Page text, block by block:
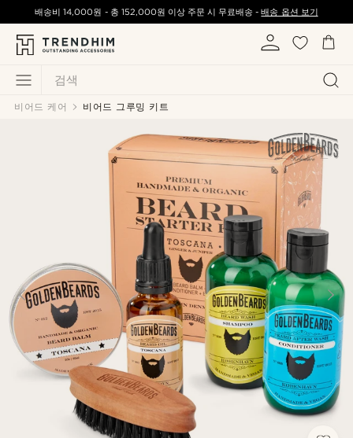
검색
배송비14,000원 - 총 152,000원 이상 주문 시 무료배송 -배송 옵션 보기
비어드 케어 비어드 그루밍 키트